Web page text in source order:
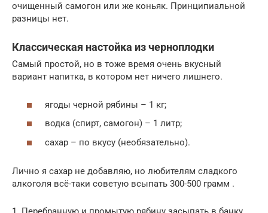
очищенный самогон или же коньяк. Принципиальной
разницы нет.
Классическая настойка из черноплодки
Самый простой, но в тоже время очень вкусный
вариант напитка, в котором нет ничего лишнего.
ягоды черной рябины – 1 кг;
водка (спирт, самогон) – 1 литр;
сахар – по вкусу (необязательно).
Лично я сахар не добавляю, но любителям сладкого
алкоголя всё-таки советую всыпать 300-500 грамм .